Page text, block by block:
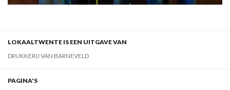
LOKAALTWENTE IS EEN UITGAVE VAN
DRUKKERIJ VAN BARNEVELD
PAGINA'S